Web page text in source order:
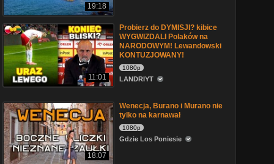
19:18
11:01
Probierz do DYMISJI? kibice
WYGWIZDALI Polaków na
NARODOWYM! Lewandowski
KONTUZJOWANY!
1080p
LANDRIYT
18:07
Wenecja, Burano i Murano nie
tylko na karnawał
1080p
Gdzie Los Poniesie